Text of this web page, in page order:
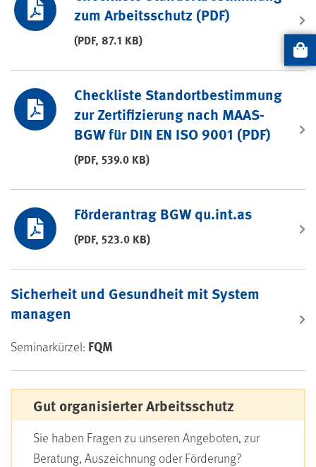
zum Arbeitsschutz (PDF)
(PDF, 87.1 KB)
Checkliste Standortbestimmung
zur Zertifizierung nach MAAS-
BGW für DIN EN ISO 9001 (PDF)
(PDF, 539.0 KB)
Förderantrag BGW qu.int.as
(PDF, 523.0 KB)
Sicherheit und Gesundheit mit System
managen
Seminarkürzel: FQM
Gut organisierter Arbeitsschutz
Sie haben Fragen zu unseren Angeboten, zur
Beratung, Auszeichnung oder Förderung?
Artikel